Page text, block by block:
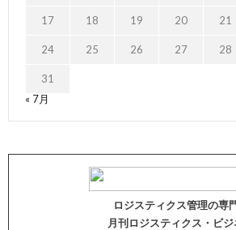
17 18 19 20 21
24 25 26 27 28
31
« 7月
ロジスティクス管理の専
月刊ロジスティクス・ビジ